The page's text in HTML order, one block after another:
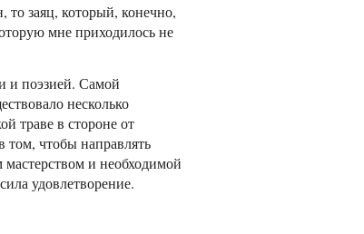
заяц, который, конечно,
мне приходилось не
и поэзией. Самой
несколько
траве в стороне от
том, чтобы направлять
и необходимой
удовлетворение.